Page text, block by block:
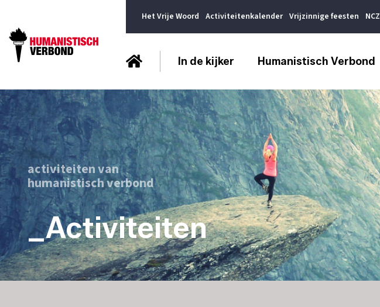
Het Vrije Woord Activiteitenkalender Vrijzinnige feesten NCZ
In de kijker Humanistisch Verbond
activiteiten van
humanistisch verbond
_Activiteiten